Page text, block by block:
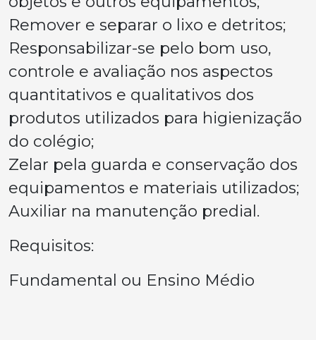
Remover e separar o lixo e detritos;
Responsabilizar-se pelo bom uso,
controle e avaliação nos aspectos
quantitativos e qualitativos dos
produtos utilizados para higienização
do colégio;
Zelar pela guarda e conservação dos
equipamentos e materiais utilizados;
Auxiliar na manutenção predial.
Requisitos:
Fundamental ou Ensino Médio